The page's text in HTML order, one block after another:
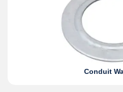
Conduit